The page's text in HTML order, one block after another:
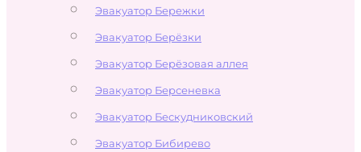
Эвакуатор Бережки
Эвакуатор Берёзки
Эвакуатор Берёзовая аллея
Эвакуатор Берсеневка
Эвакуатор Бескудниковский
Эвакуатор Бибирево